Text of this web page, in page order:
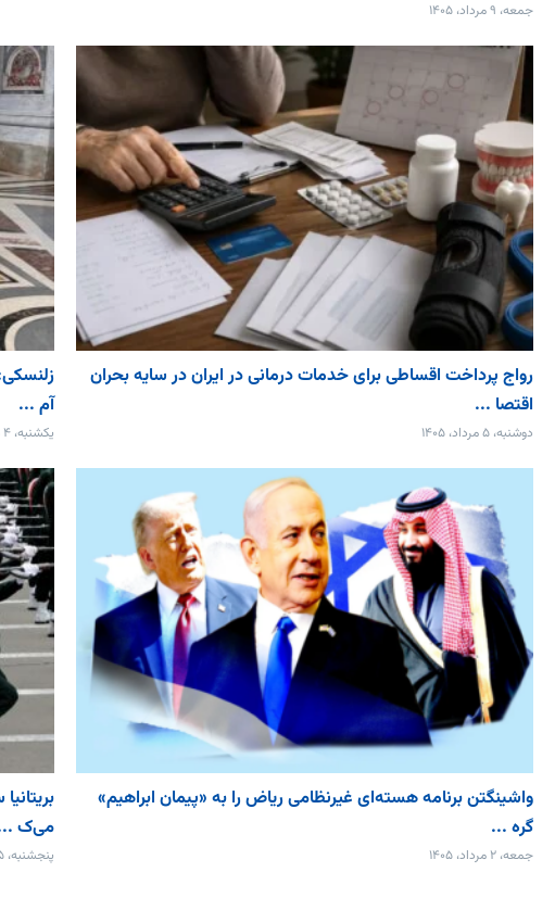
جمعه، ۹ مرداد، ۱۴۰۵
رواج پرداخت اقساطی برای خدمات درمانی در ایران در سایه بحران
اقتصا ...
دوشنبه، ۵ مرداد، ۱۴۰۵
آم ...
یکشنبه، ۴ مرداد، ۱۴۰۵
واشینگتن برنامه هسته‌ای غیرنظامی ریاض را به «پیمان‌ ابراهیم»
گره ...
جمعه، ۲ مرداد، ۱۴۰۵
می‌ک
پنجشنبه، ۲۵ تیر، ۱۴۰۵